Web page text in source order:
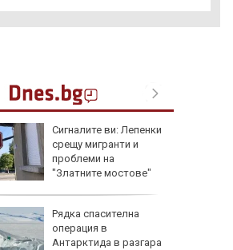
Сигналите ви: Лепенки
срещу мигранти и
проблеми на
"Златните мостове"
Рядка спасителна
операция в
Антарктида в разгара